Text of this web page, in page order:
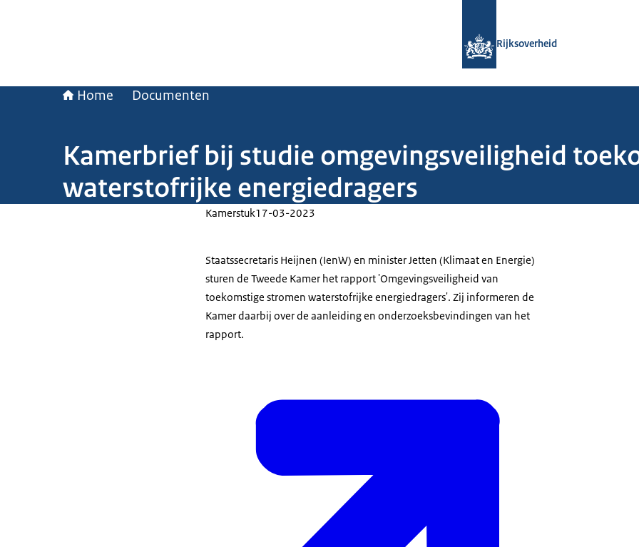
Rijksoverheid
Home Documenten
Kamerbrief bij studie omgevingsveiligheid
waterstofrijke energiedragers
Kamerstuk17-03-2023
Staatssecretaris Heijnen (IenW) en minister Jetten (Klimaat en Energie)
sturen de Tweede Kamer het rapport 'Omgevingsveiligheid van
toekomstige stromen waterstofrijke energiedragers'. Zij informeren de
Kamer daarbij over de aanleiding en onderzoeksbevindingen van het
rapport.